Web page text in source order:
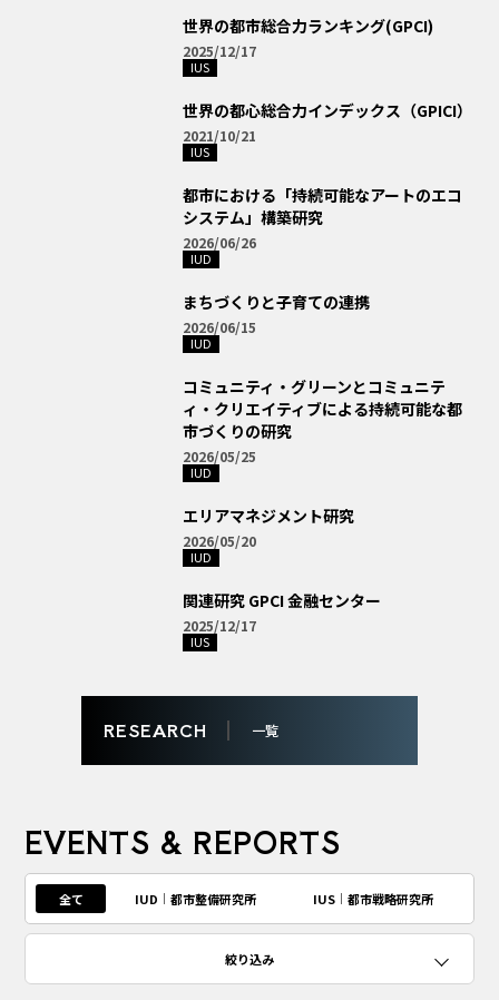
世界の都市総合力ランキング(GPCI)
2025/12/17
IUS
世界の都心総合力インデックス（GPICI）
2021/10/21
IUS
都市における「持続可能なアートのエコ
システム」構築研究
2026/06/26
IUD
まちづくりと子育ての連携
2026/06/15
IUD
コミュニティ・グリーンとコミュニテ
ィ・クリエイティブによる持続可能な都
市づくりの研究
2026/05/25
IUD
エリアマネジメント研究
2026/05/20
IUD
関連研究 GPCI 金融センター
2025/12/17
IUS
RESEARCH 一覧
EVENTS & REPORTS
全て IUD 都市整備研究所 IUS 都市戦略研究所
絞り込み